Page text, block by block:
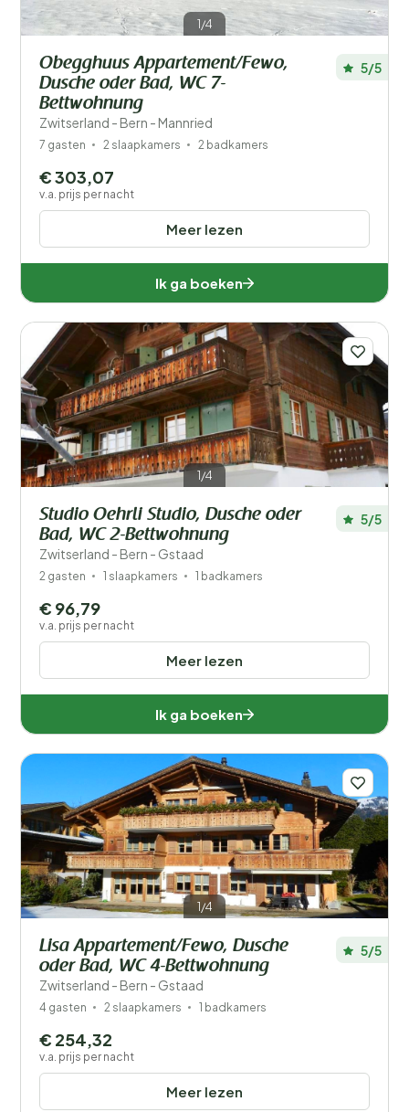
1/4
Obegghuus Appartement/Fewo,
Dusche oder Bad, WC 7-
Bettwohnung
Zwitserland - Bern - Mannried
5/5
7 gasten 2 slaapkamers 2 badkamers
Meer lezen
€ 303,07
v.a. prijs per nacht
Ik ga boeken
1/4
Studio Oehrli Studio, Dusche oder
Bad, WC 2-Bettwohnung
Zwitserland - Bern - Gstaad
5/5
2 gasten 1 slaapkamers 1 badkamers
Meer lezen
€ 96,79
v.a. prijs per nacht
Ik ga boeken
1/4
Lisa Appartement/Fewo, Dusche
oder Bad, WC 4-Bettwohnung
Zwitserland - Bern - Gstaad
5/5
4 gasten 2 slaapkamers 1 badkamers
Meer lezen
€ 254,32
v.a. prijs per nacht